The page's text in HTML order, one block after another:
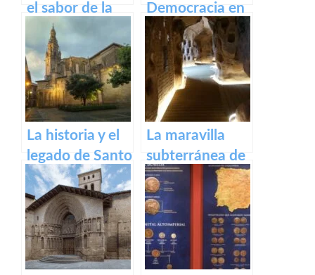
el sabor de la
excelencia en
vinos
Democracia en
Logroño: El
Parlamento de
La Rioja
La historia y el
legado de Santo
Domingo de la
Calzada
La maravilla
subterránea de
Arnedo: La
cueva de los
cien pilares